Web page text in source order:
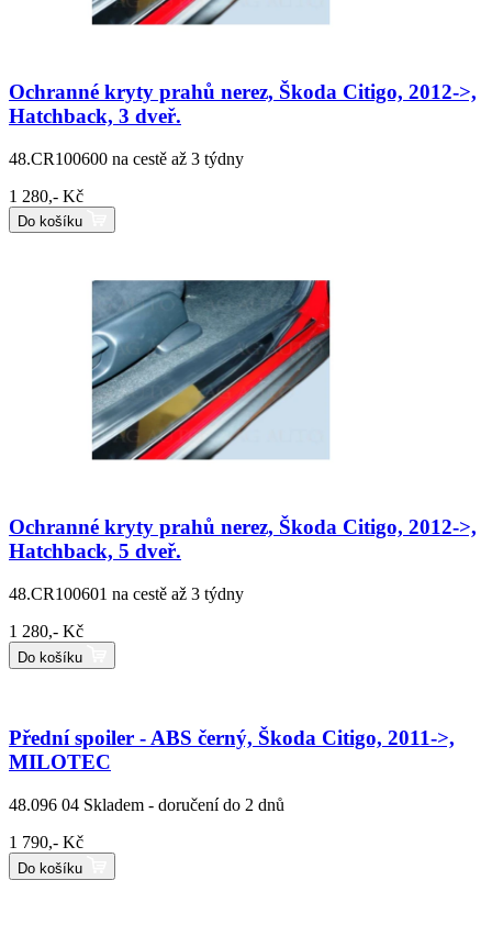
Ochranné kryty prahů nerez, Škoda Citigo, 2012->,
Hatchback, 3 dveř.
48.CR100600 na cestě až 3 týdny
1 280,- Kč
Do košíku
Ochranné kryty prahů nerez, Škoda Citigo, 2012->,
Hatchback, 5 dveř.
48.CR100601 na cestě až 3 týdny
1 280,- Kč
Do košíku
Přední spoiler - ABS černý, Škoda Citigo, 2011->,
MILOTEC
48.096 04 Skladem - doručení do 2 dnů
1 790,- Kč
Do košíku